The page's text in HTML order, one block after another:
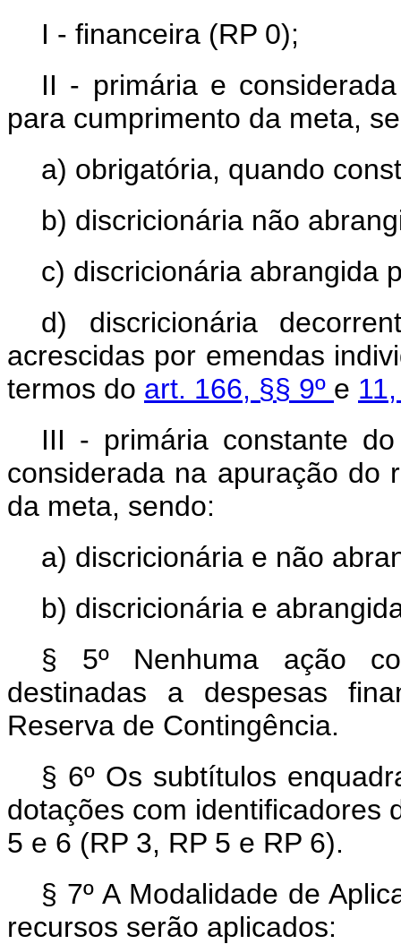
I - financeira (RP 0);
II - primária e
para cumprimento da meta,
a) obrigatória, quando
b) discricionária não
c) discricionária abrangida
d) discricionária
acrescidas por emendas
termos do art. 166, §§ 9º e
III - primária constante
considerada na apuração do
da meta, sendo:
a) discricionária e não
b) discricionária e
§ 5º Nenhuma ação
destinadas a despesas
Reserva de Contingência.
§ 6º Os subtítulos
dotações com identificadores
5 e 6 (RP 3, RP 5 e RP 6).
§ 7º A Modalidade de
recursos serão aplicados: